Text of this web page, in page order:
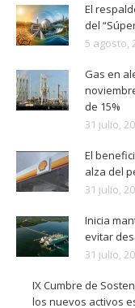
El
del
5 agosto,
Gas en
de 15%
31 julio,
El
alza del
31 julio,
Inicia
evitar
31 julio,
IX Cumbre de
los nuevos activos